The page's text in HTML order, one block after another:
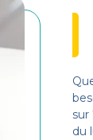
sur
du